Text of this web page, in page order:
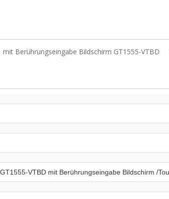
mit Berührungseingabe Bildschirm GT1555-VTBD